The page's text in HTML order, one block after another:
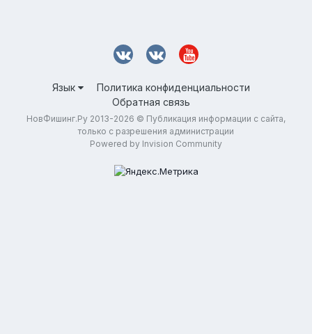
Язык
Политика конфиденциальности
Обратная связь
НовФишинг.Ру 2013-2026 © Публикация информации с сайта,
только с разрешения администрации
Powered by Invision Community